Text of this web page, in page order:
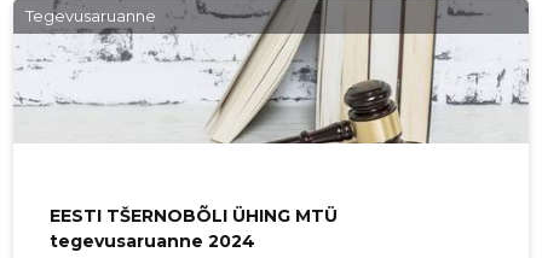
Koosolekule kutsuti ja esines veebikonstaabel Karmen
Raud. Teemaks pettused, millesse eakad on sattunud ja
kuidas seda vältida ning mida teha, kui oled pettuse
ohvriks
Tegevusaruanne
EESTI TŠERNOBÕLI ÜHING MTÜ
tegevusaruanne 2024